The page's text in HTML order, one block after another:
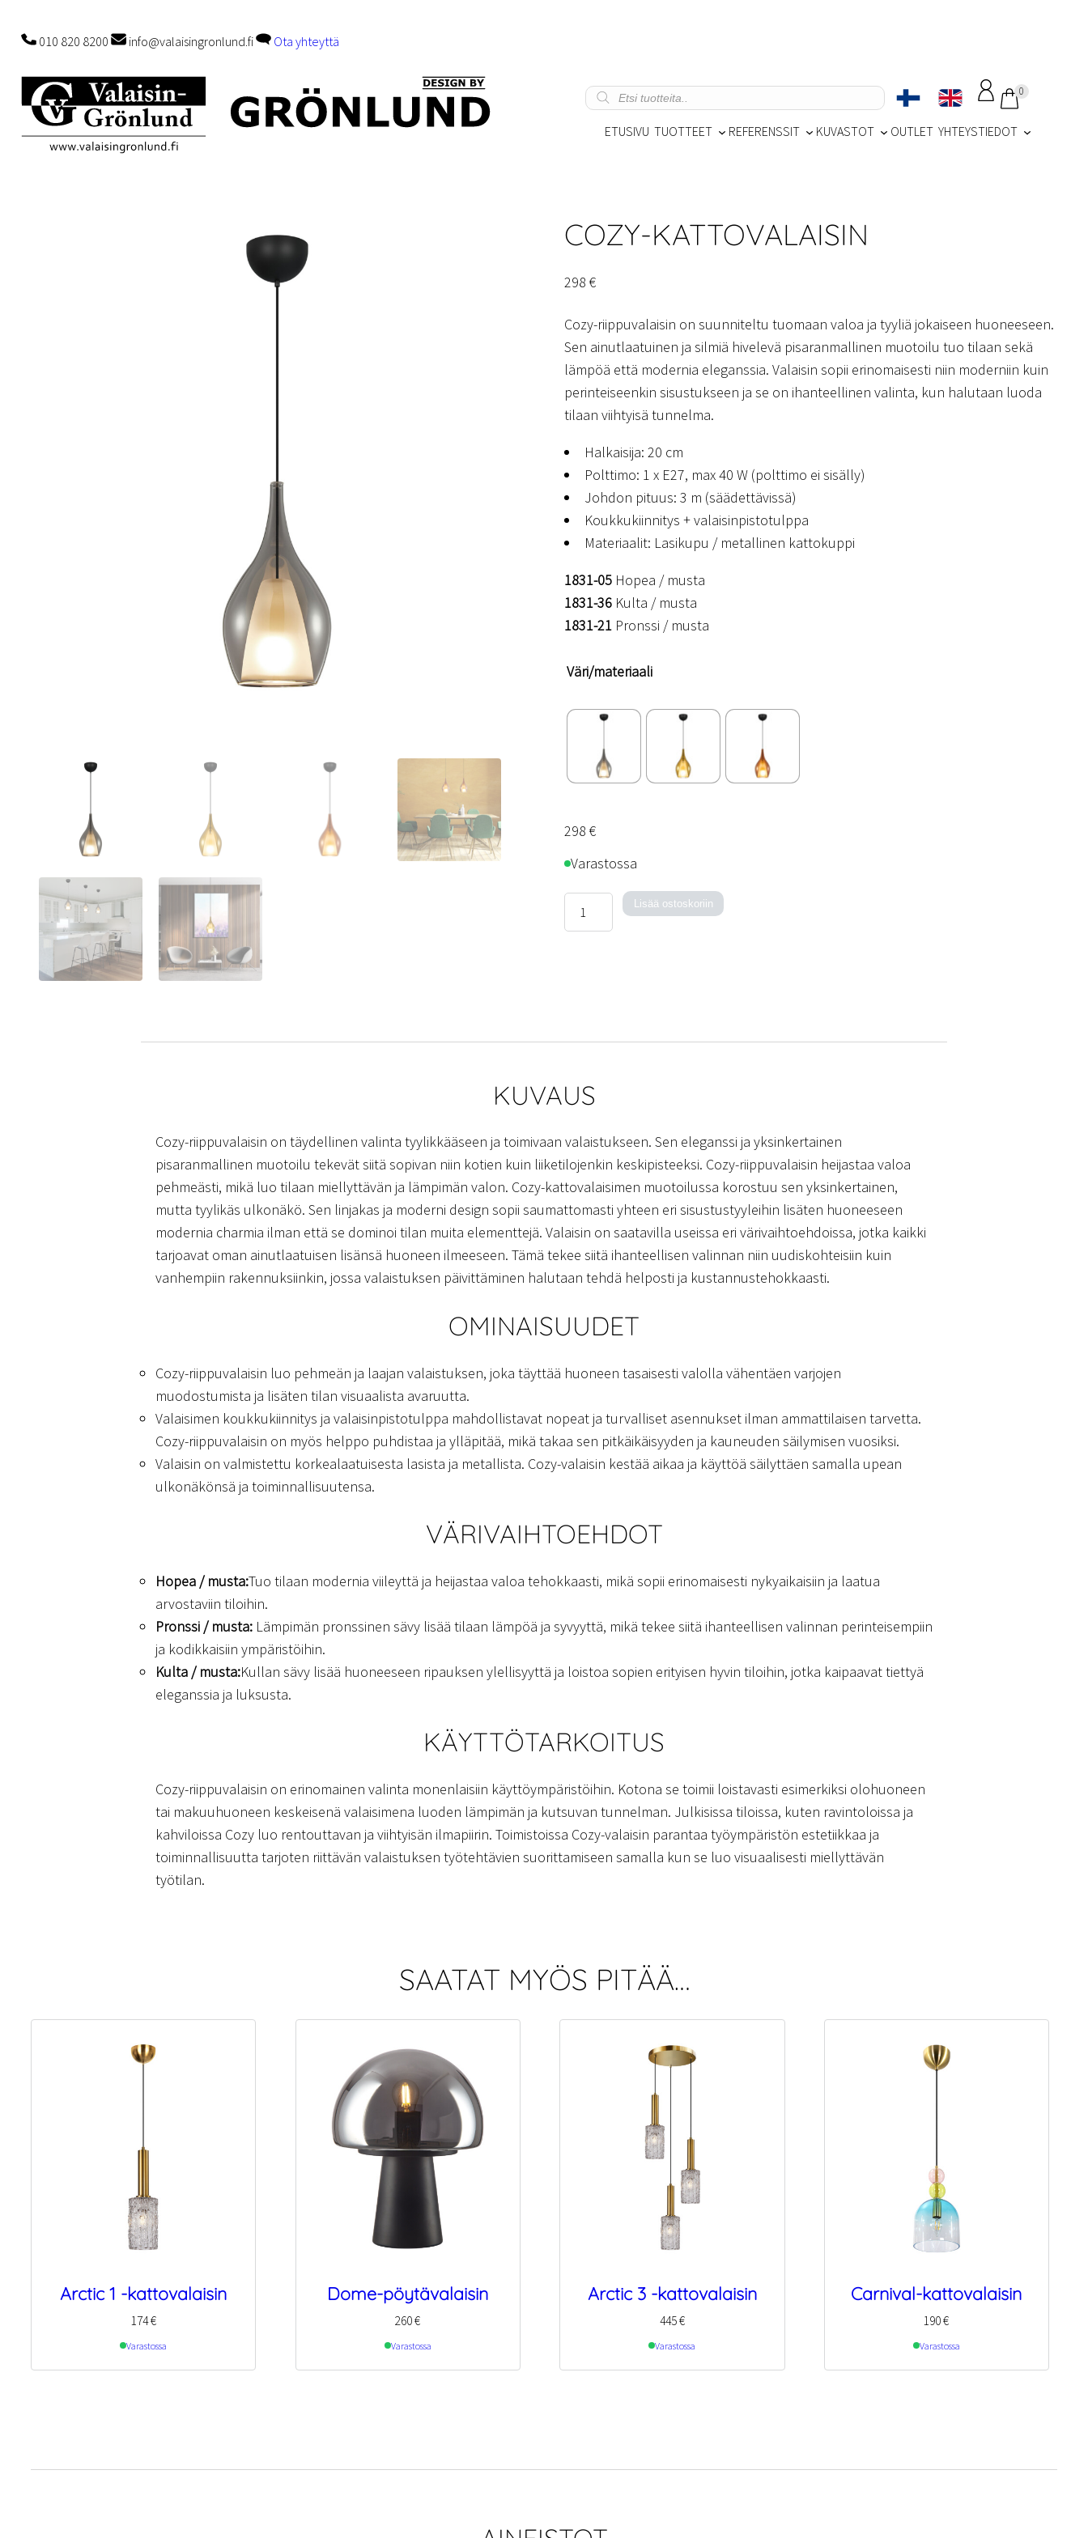
010 820 8200 info@valaisingronlund.fi Ota yhteyttä
Products
search
0
ETUSIVU TUOTTEET REFERENSSIT KUVASTOT OUTLET YHTEYSTIEDOT
COZY-KATTOVALAISIN
298€
Cozy-riippuvalaisin on suunniteltu tuomaan valoa ja tyyliä jokaiseen huoneeseen.
Sen ainutlaatuinen ja silmiä hivelevä pisaranmallinen muotoilu tuo tilaan sekä
lämpöä että modernia eleganssia. Valaisin sopii erinomaisesti niin moderniin kuin
perinteiseenkin sisustukseen ja se on ihanteellinen valinta, kun halutaan luoda
tilaan viihtyisä tunnelma.
Halkaisija: 20 cm
Polttimo: 1 x E27, max 40 W (polttimo ei sisälly)
Johdon pituus: 3 m (säädettävissä)
Koukkukiinnitys + valaisinpistotulppa
Materiaalit: Lasikupu / metallinen kattokuppi
1831-05 Hopea / musta
1831-36 Kulta / musta
1831-21 Pronssi / musta
Väri/materiaali
298€
Varastossa
kattovalaisin
Lisää ostoskoriin
KUVAUS
Cozy-riippuvalaisin on täydellinen valinta tyylikkääseen ja toimivaan valaistukseen. Sen eleganssi ja yksinkertainen
pisaranmallinen muotoilu tekevät siitä sopivan niin kotien kuin liiketilojenkin keskipisteeksi. Cozy-riippuvalaisin heijastaa valoa
pehmeästi, mikä luo tilaan miellyttävän ja lämpimän valon. Cozy-kattovalaisimen muotoilussa korostuu sen yksinkertainen,
mutta tyylikäs ulkonäkö. Sen linjakas ja moderni design sopii saumattomasti yhteen eri sisustustyyleihin lisäten huoneeseen
modernia charmia ilman että se dominoi tilan muita elementtejä. Valaisin on saatavilla useissa eri värivaihtoehdoissa, jotka kaikki
tarjoavat oman ainutlaatuisen lisänsä huoneen ilmeeseen. Tämä tekee siitä ihanteellisen valinnan niin uudiskohteisiin kuin
vanhempiin rakennuksiinkin, jossa valaistuksen päivittäminen halutaan tehdä helposti ja kustannustehokkaasti.
OMINAISUUDET
Cozy-riippuvalaisin luo pehmeän ja laajan valaistuksen, joka täyttää huoneen tasaisesti valolla vähentäen varjojen
muodostumista ja lisäten tilan visuaalista avaruutta.
Valaisimen koukkukiinnitys ja valaisinpistotulppa mahdollistavat nopeat ja turvalliset asennukset ilman ammattilaisen tarvetta.
Cozy-riippuvalaisin on myös helppo puhdistaa ja ylläpitää, mikä takaa sen pitkäikäisyyden ja kauneuden säilymisen vuosiksi.
Valaisin on valmistettu korkealaatuisesta lasista ja metallista. Cozy-valaisin kestää aikaa ja käyttöä säilyttäen samalla upean
ulkonäkönsä ja toiminnallisuutensa.
VÄRIVAIHTOEHDOT
Hopea / musta:Tuo tilaan modernia viileyttä ja heijastaa valoa tehokkaasti, mikä sopii erinomaisesti nykyaikaisiin ja laatua
arvostaviin tiloihin.
Pronssi / musta: Lämpimän pronssinen sävy lisää tilaan lämpöä ja syvyyttä, mikä tekee siitä ihanteellisen valinnan perinteisempiin
ja kodikkaisiin ympäristöihin.
Kulta / musta:Kullan sävy lisää huoneeseen ripauksen ylellisyyttä ja loistoa sopien erityisen hyvin tiloihin, jotka kaipaavat tiettyä
eleganssia ja luksusta.
KÄYTTÖTARKOITUS
Cozy-riippuvalaisin on erinomainen valinta monenlaisiin käyttöympäristöihin. Kotona se toimii loistavasti esimerkiksi olohuoneen
tai makuuhuoneen keskeisenä valaisimena luoden lämpimän ja kutsuvan tunnelman. Julkisissa tiloissa, kuten ravintoloissa ja
kahviloissa Cozy luo rentouttavan ja viihtyisän ilmapiirin. Toimistoissa Cozy-valaisin parantaa työympäristön estetiikkaa ja
toiminnallisuutta tarjoten riittävän valaistuksen työtehtävien suorittamiseen samalla kun se luo visuaalisesti miellyttävän
työtilan.
SAATAT MYÖS PITÄÄ…
Arctic 1 -kattovalaisin
174€
Varastossa
Dome-pöytävalaisin
260€
Varastossa
Arctic 3 -kattovalaisin
445€
Varastossa
Carnival-kattovalaisin
190€
Varastossa